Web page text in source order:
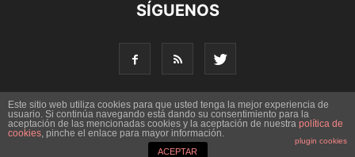
SÍGUENOS
© Copyright 2016 - Sevilla Taurina. Todos los derechos
reservados | Desarrollado por
Este sitio web utiliza cookies para que usted tenga la mejor experiencia de
usuario. Si continúa navegando está dando su consentimiento para la
aceptación de las mencionadas cookies y la aceptación de nuestra política de
cookies, pinche el enlace para mayor información.
plugin cookies
ACEPTAR